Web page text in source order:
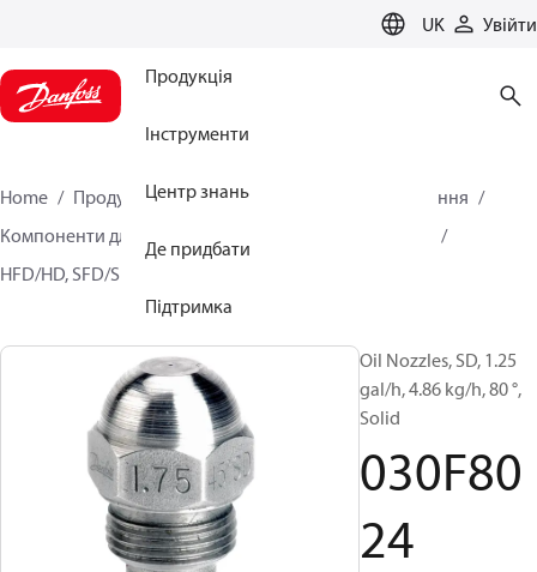
UK Увійти
Продукція
Інструменти
Центр знань
Де придбати
Підтримка
Home Продукція
Кліматичні рішення для опалення
Компоненти для пальників
HFD/HD, SFD/SD
Oil Nozzles, SD, 1.25
gal/h, 4.86 kg/h, 80 °,
Solid
030F80
24